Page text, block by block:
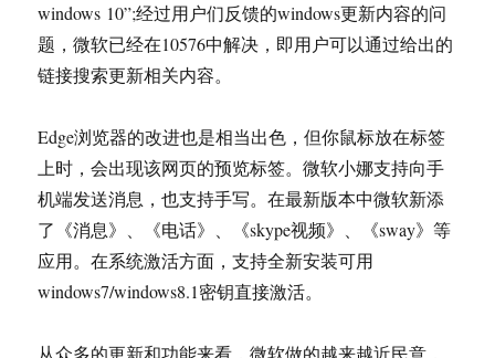
windows 10”;经过用户们反馈的windows更新内容的问
题，微软已经在10576中解决，即用户可以通过给出的
链接搜索更新相关内容。
Edge浏览器的改进也是相当出色，但你鼠标放在标签
上时，会出现该网页的预览标签。微软小娜支持向手
机端发送消息，也支持手写。在最新版本中微软新添
了《消息》、《电话》、《skype视频》、《sway》等
应用。在系统激活方面，支持全新安装可用
windows7/windows8.1密钥直接激活。
从众多的更新和功能来看，微软做的越来越近民意，